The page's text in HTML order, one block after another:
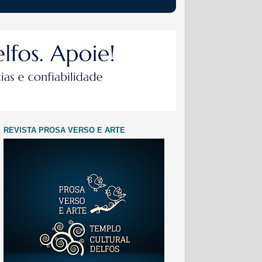
REVISTA PROSA VERSO E ARTE